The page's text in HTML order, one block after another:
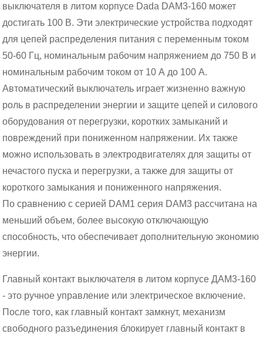
выключателя в литом корпусе Dada DAM3-160 может
достигать 100 В. Эти электрические устройства подходят
для цепей распределения питания с переменным током
50-60 Гц, номинальным рабочим напряжением до 750 В и
номинальным рабочим током от 10 А до 100 А.
Автоматический выключатель играет жизненно важную
роль в распределении энергии и защите цепей и силового
оборудования от перегрузки, коротких замыканий и
повреждений при пониженном напряжении. Их также
можно использовать в электродвигателях для защиты от
нечастого пуска и перегрузки, а также для защиты от
короткого замыкания и пониженного напряжения.
По сравнению с серией DAM1 серия DAM3 рассчитана на
меньший объем, более высокую отключающую
способность, что обеспечивает дополнительную экономию
энергии.
Главный контакт выключателя в литом корпусе ДАМ3-160
- это ручное управление или электрическое включение.
После того, как главный контакт замкнут, механизм
свободного разъединения блокирует главный контакт в